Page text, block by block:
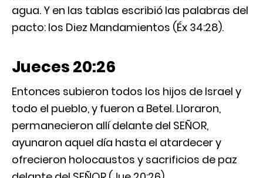
agua. Y en las tablas escribió las palabras del
pacto: los Diez Mandamientos (Éx 34:28).
Jueces 20:26
Entonces subieron todos los hijos de Israel y
todo el pueblo, y fueron a Betel. Lloraron,
permanecieron allí delante del SEÑOR,
ayunaron aquel día hasta el atardecer y
ofrecieron holocaustos y sacrificios de paz